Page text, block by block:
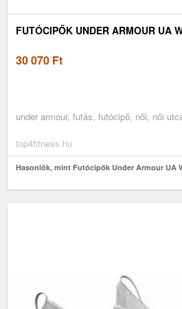
FUTÓCIPŐK UNDER ARMOUR UA
30 070 Ft
under armour, futás, futócipő, női, női
top4fitness.hu
Hasonlók, mint Futócipők Under Armour UA